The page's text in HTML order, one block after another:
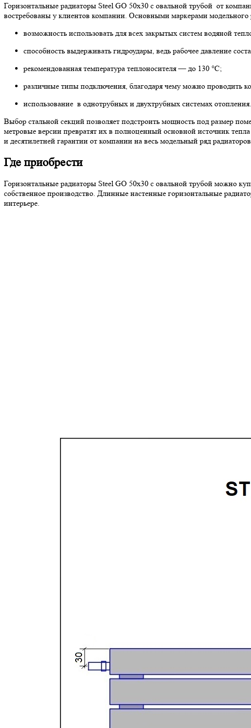
Горизонтальные радиаторы Steel GО 50х30 с овальной трубой от
востребованы у клиентов компании. Основными маркерами модельного
возможность использовать для всех закрытых систем водяной
способность выдерживать гидроудары, ведь рабочее давление
рекомендованная температура теплоносителя — до 130 °С;
различные типы подключения, благодаря чему можно проводить
использование в однотрубных и двухтрубных системах отопления.
Выбор стальной секций позволяет подстроить мощность под размер
метровые версии превратят их в полноценный основной источник
и десятилетней гарантии от компании на весь модельный ряд
Где приобрести
Горизонтальные радиаторы Steel GО 50х30 с овальной трубой можно
собственное производство. Длинные настенные горизонтальные
интерьере.